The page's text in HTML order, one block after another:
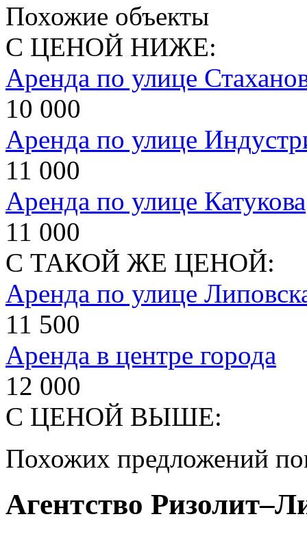
Похожие объекты
С ЦЕНОЙ НИЖЕ:
Аренда по улице
10 000
Аренда по улице
11 000
Аренда по улице Катукова
11 000
С ТАКОЙ ЖЕ ЦЕНОЙ:
Аренда по улице
11 500
Аренда в центре города
12 000
С ЦЕНОЙ ВЫШЕ:
Похожих предложений
Агентство